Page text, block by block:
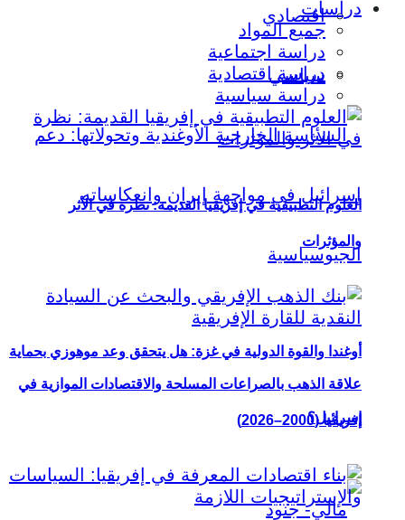
اقتصادي
سياسي
أوغندا والقوة الدولية في غزة: هل يتحقق وعد موهوزي بحماية
إسرائيل؟
دراسات
جميع المواد
دراسة اجتماعية
دراسة اقتصادية
دراسة سياسية
العلوم التطبيقية في إفريقيا القديمة: نظرة في الأثر
والمؤثرات
علاقة الذهب بالصراعات المسلحة والاقتصادات الموازية في
إفريقيا (2000–2026)